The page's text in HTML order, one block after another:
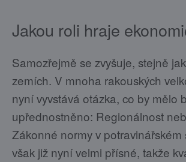
Jakou roli hraje
Samozřejmě se zvyšuje, stejně
zemích. V mnoha rakouských
nyní vyvstává otázka, co by mělo
upřednostněno: Regionálnost
Zákonné normy v potravinářském
však již nyní velmi přísné, takže